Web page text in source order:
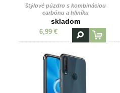
štýlové púzdro s kombináciou
carbónu a hliníku
skladom
6,99 €